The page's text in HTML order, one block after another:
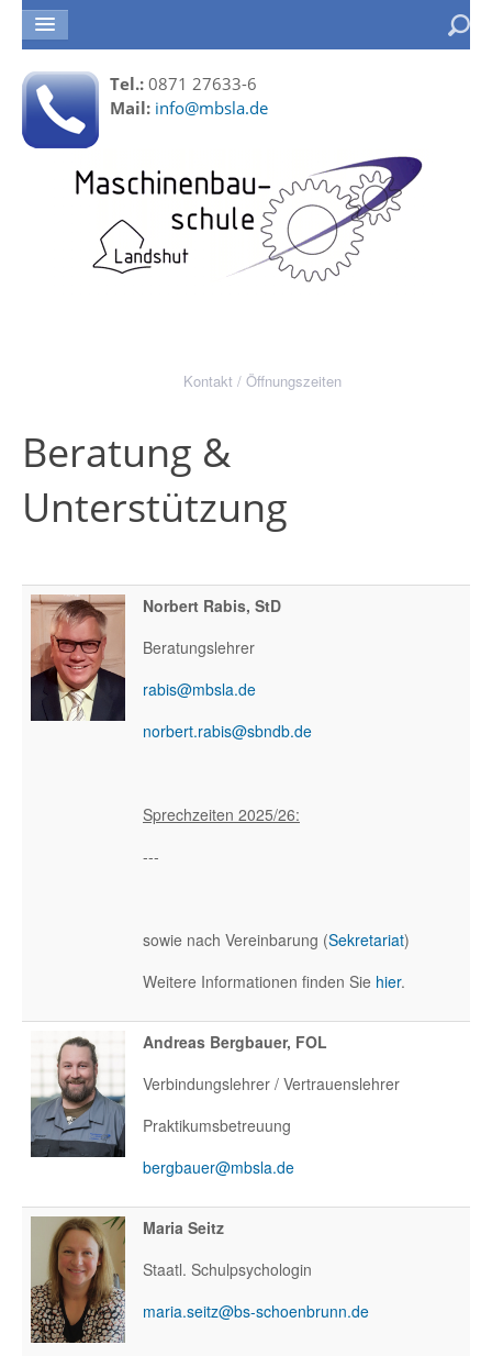
Tel.: 0871 27633-6
Mail: info@mbsla.de
Kontakt / Öffnungszeiten
Beratung &
Unterstützung
Norbert Rabis, StD
Beratungslehrer
rabis@mbsla.de
norbert.rabis@sbndb.de
Sprechzeiten 2025/26:
---
sowie nach Vereinbarung (Sekretariat)
Weitere Informationen finden Sie hier.
Andreas Bergbauer, FOL
Verbindungslehrer / Vertrauenslehrer
Praktikumsbetreuung
bergbauer@mbsla.de
Maria Seitz
Staatl. Schulpsychologin
maria.seitz@bs-schoenbrunn.de